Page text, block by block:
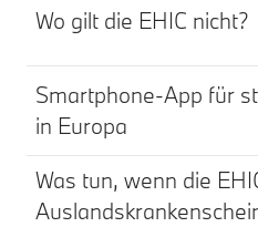
Wo gilt die EHIC nicht?
Smartphone-App für
in Europa
Was tun, wenn die